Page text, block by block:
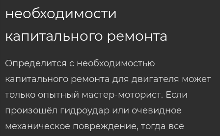
необходимости
капитального ремонта
Определится с необходимостью
капитального ремонта для двигателя может
только опытный мастер-моторист. Если
произошёл гидроудар или очевидное
механическое повреждение, тогда всё